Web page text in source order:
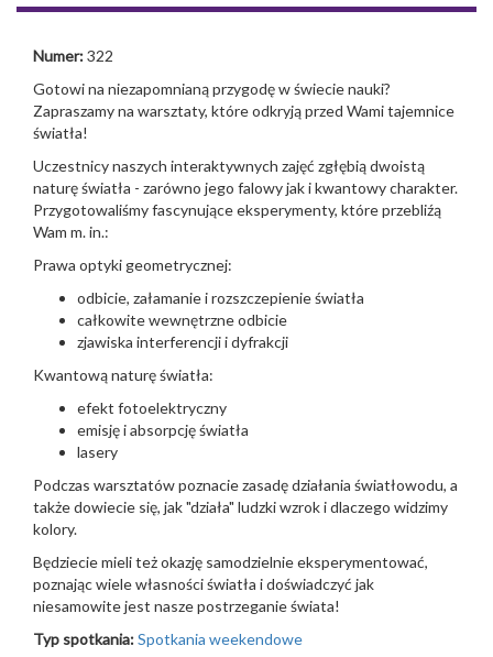
Numer:322
Gotowi na niezapomnianą przygodę w świecie nauki?
Zapraszamy na warsztaty, które odkryją przed Wami tajemnice
światła!
Uczestnicy naszych interaktywnych zajęć zgłębią dwoistą
naturę światła - zarówno jego falowy jak i kwantowy charakter.
Przygotowaliśmy fascynujące eksperymenty, które przebliźą
Wam m. in.:
Prawa optyki geometrycznej:
odbicie, załamanie i rozszczepienie światła
całkowite wewnętrzne odbicie
zjawiska interferencji i dyfrakcji
Kwantową naturę światła:
efekt fotoelektryczny
emisję i absorpcję światła
lasery
Podczas warsztatów poznacie zasadę działania światłowodu, a
także dowiecie się, jak "działa" ludzki wzrok i dlaczego widzimy
kolory.
Będziecie mieli też okazję samodzielnie eksperymentować,
poznając wiele własności światła i doświadczyć jak
niesamowite jest nasze postrzeganie świata!
Typ spotkania:Spotkania weekendowe